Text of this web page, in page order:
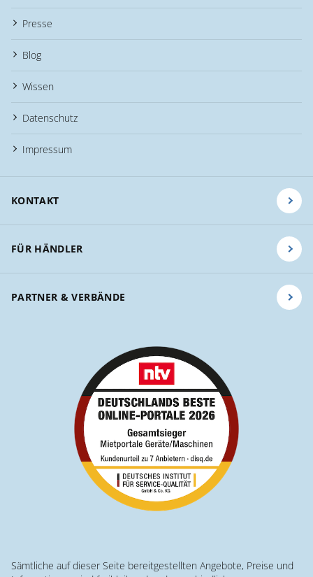
Presse
Blog
Wissen
Datenschutz
Impressum
KONTAKT
FÜR HÄNDLER
PARTNER & VERBÄNDE
Sämtliche auf dieser Seite bereitgestellten Angebote, Preise und